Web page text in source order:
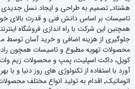
هشتاد٬ تصمیم به طراحی و ایجاد نسل
تاسیسات بر اساس دانش فنی و قدرت بالای
جلوگیری از هزینه اضافی و خرید آسان توسط
محصولات تهویه مطبوع و تاسیسات همچون
کویل، داکت اسپلیت، پمپ و محصولات زیم
آورد با استفاده از تکنولوژی های روز دنیا و
اتوماتیک٬ اقدام به تولید انواع مختلف